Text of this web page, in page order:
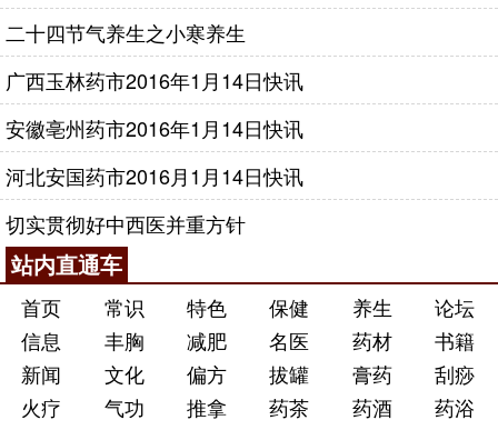
二十四节气养生之小寒养生
广西玉林药市2016年1月14日快讯
安徽亳州药市2016年1月14日快讯
河北安国药市2016月1月14日快讯
切实贯彻好中西医并重方针
站内直通车
首页 常识 特色 保健 养生
论坛
信息
丰胸 减肥 名医 药材
书籍
新闻
文化 偏方 拔罐 膏药
刮痧
火疗
气功 推拿 药茶 药酒
药浴